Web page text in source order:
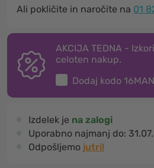
Ali pokličite in naročite na 01
AKCIJA TEDNA -
celoten nakup.
Dodaj kodo
Izdelek je na zalogi
Uporabno najmanj do:
Odpošljemo jutri!